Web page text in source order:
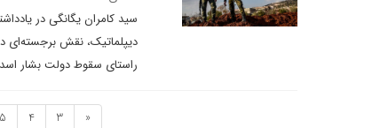
سید کامران یگانگی در
دیپلماتیک، نقش برجسته‌ای
راستای سقوط دولت بشار
«
3
4
5